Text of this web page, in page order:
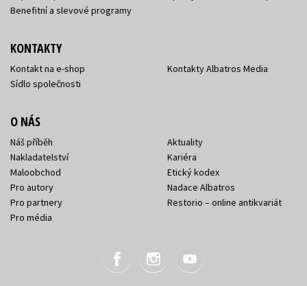
Benefitní a slevové programy
KONTAKTY
Kontakt na e-shop
Sídlo společnosti
Kontakty Albatros Media
O NÁS
Náš příběh
Nakladatelství
Maloobchod
Pro autory
Pro partnery
Pro média
Aktuality
Kariéra
Etický kodex
Nadace Albatros
Restorio – online antikvariát